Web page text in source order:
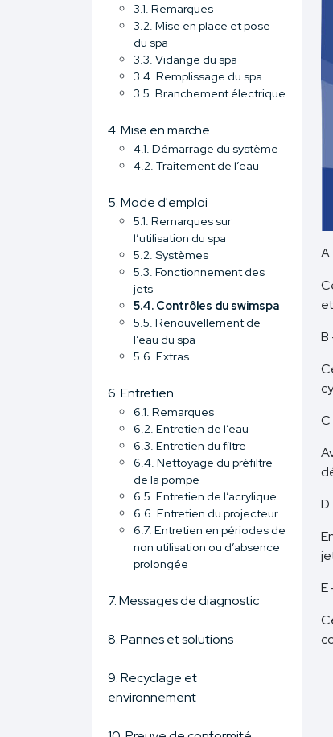
3.1. Remarques
3.2. Mise en place et pose
du spa
3.3. Vidange du spa
3.4. Remplissage du spa
3.5. Branchement électrique
4. Mise en marche
4.1. Démarrage du système
4.2. Traitement de l’eau
5. Mode d'emploi
5.1. Remarques sur
l’utilisation du spa
5.2. Systèmes
5.3. Fonctionnement des
jets
5.4. Contrôles du swimspa
5.5. Renouvellement de
l’eau du spa
5.6. Extras
6. Entretien
6.1. Remarques
6.2. Entretien de l’eau
6.3. Entretien du filtre
6.4. Nettoyage du préfiltre
de la pompe
6.5. Entretien de l’acrylique
6.6. Entretien du projecteur
6.7. Entretien en périodes de
non utilisation ou d’absence
prolongée
7. Messages de diagnostic
8. Pannes et solutions
9. Recyclage et
environnement
A
B
C
D
E